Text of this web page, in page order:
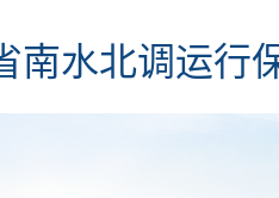
南水北调运行